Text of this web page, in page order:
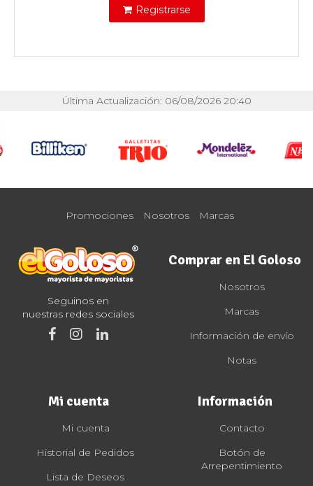
Registrarse
Última Actualización: 06/08/2026 20:40
Promociones Nosotros Marcas
Seguinos en
nuestras redes sociales
Comprar en El Goloso
Nosotros
Marcas
Información de envío
Notas
Mi cuenta
Mi cuenta
Historial de Pedidos
Lista de Deseos
Información
Contacto
Botón de
Arrepentimiento